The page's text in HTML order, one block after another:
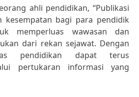
ahli pendidikan, “Publikasi
kesempatan bagi para pendidik
memperluas wawasan dan
dari rekan sejawat. Dengan
pendidikan dapat terus
pertukaran informasi yang